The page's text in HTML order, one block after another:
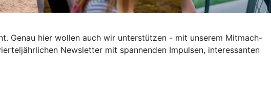
Genau hier wollen auch wir unterstützen - mit unserem Mitmach-
Newsletter mit spannenden Impulsen, interessanten